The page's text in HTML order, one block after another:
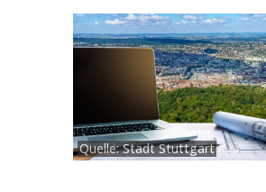
Quelle: Stadt Stuttgart